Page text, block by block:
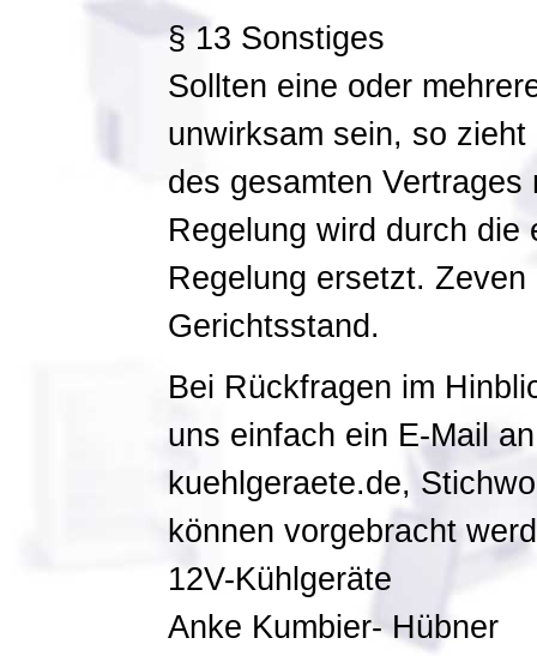
§ 13 Sonstiges
Sollten eine oder
unwirksam sein, so
des gesamten
Regelung wird durch die
Regelung ersetzt.
Gerichtsstand.
Bei Rückfragen im
uns einfach ein E-Mail
kuehlgeraete.de,
können vorgebracht
12V-Kühlgeräte
Anke Kumbier- Hübner